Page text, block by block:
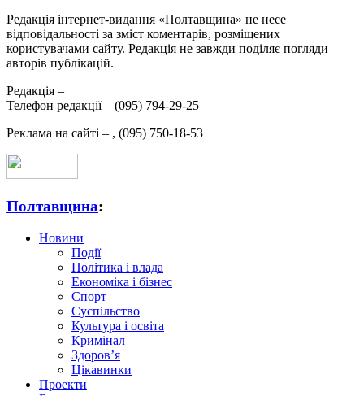
Редакція інтернет-видання «Полтавщина» не несе
відповідальності за зміст коментарів, розміщених
користувачами сайту. Редакція не завжди поділяє погляди
авторів публікацій.
Редакція –
Телефон редакції – (095) 794-29-25
Реклама на сайті – , (095) 750-18-53
Полтавщина:
Новини
Події
Політика і влада
Економіка і бізнес
Спорт
Суспільство
Культура і освіта
Кримінал
Здоров’я
Цікавинки
Проекти